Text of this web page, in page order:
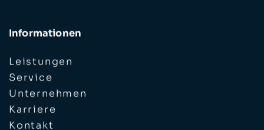
Informationen
Leistungen
Service
Unternehmen
Karriere
Kontakt